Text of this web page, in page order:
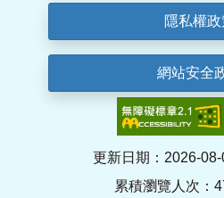
隱私權
網站安全
更新日期：2026-
累積瀏覽人次：